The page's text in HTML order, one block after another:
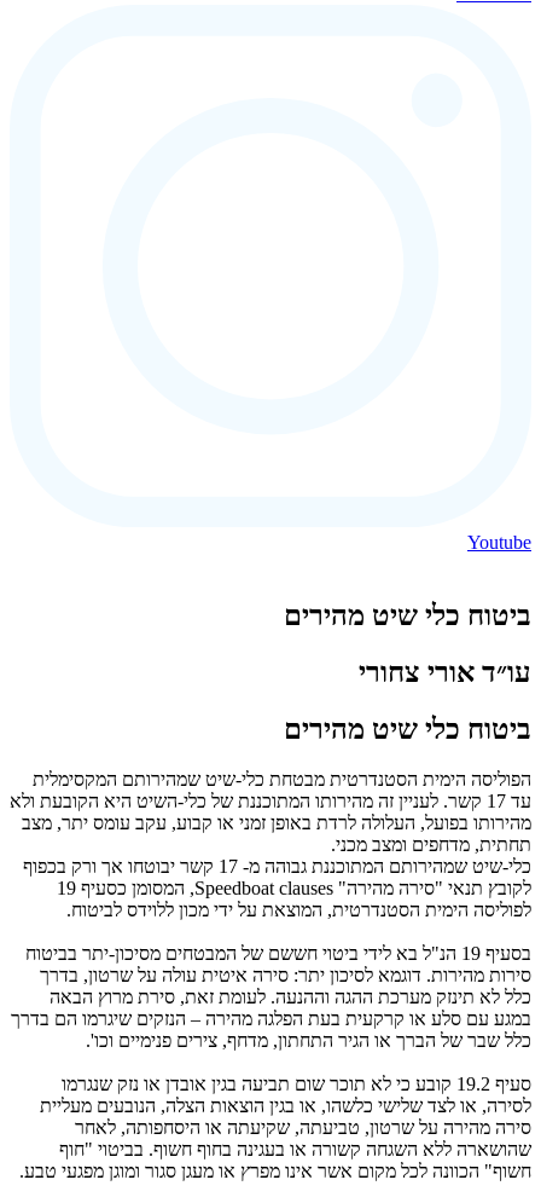
Youtube
ביטוח כלי שיט מהירים
עו״ד אורי צחורי
ביטוח כלי שיט מהירים
הפוליסה הימית הסטנדרטית מבטחת כלי-שיט שמהירותם המקסימלית
עד 17 קשר. לעניין זה מהירותו המתוכננת של כלי-השיט היא הקובעת ולא
מהירותו בפועל, העלולה לרדת באופן זמני או קבוע, עקב עומס יתר, מצב
תחתית, מדחפים ומצב מכני.
כלי-שיט שמהירותם המתוכננת גבוהה מ- 17 קשר יבוטחו אך ורק בכפוף
לקובץ תנאי "סירה מהירה" Speedboat clauses
, המסומן כסעיף 19
לפוליסה הימית הסטנדרטית, המוצאת על ידי מכון ללוידס לביטוח.
בסעיף 19 הנ"ל בא לידי ביטוי חששם של המבטחים מסיכון-יתר בביטוח
סירות מהירות. דוגמא לסיכון יתר: סירה איטית עולה על שרטון, בדרך
כלל לא תינזק מערכת ההגה וההנעה. לעומת זאת, סירת מרוץ הבאה
במגע עם סלע או קרקעית בעת הפלגה מהירה – הנזקים שיגרמו הם בדרך
כלל שבר של הברך או הגיר התחתון, מדחף, צירים פנימיים וכו'.
סעיף 19.2 קובע כי לא תוכר שום תביעה בגין אובדן או נזק שנגרמו
לסירה, או לצד שלישי כלשהו, או בגין הוצאות הצלה, הנובעים מעליית
סירה מהירה על שרטון, טביעתה, שקיעתה או היסחפותה, לאחר
שהושארה ללא השגחה קשורה או בעגינה בחוף חשוף. בביטוי "חוף
חשוף" הכוונה לכל מקום אשר אינו מפרץ או מעגן סגור ומוגן מפגעי טבע.